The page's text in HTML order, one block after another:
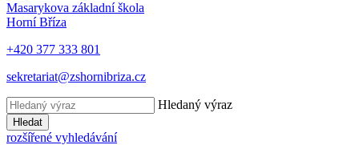
Masarykova základní škola
Horní Bříza
+420 377 333 801
sekretariat@zshornibriza.cz
Hledaný výraz
Hledat
rozšířené vyhledávání